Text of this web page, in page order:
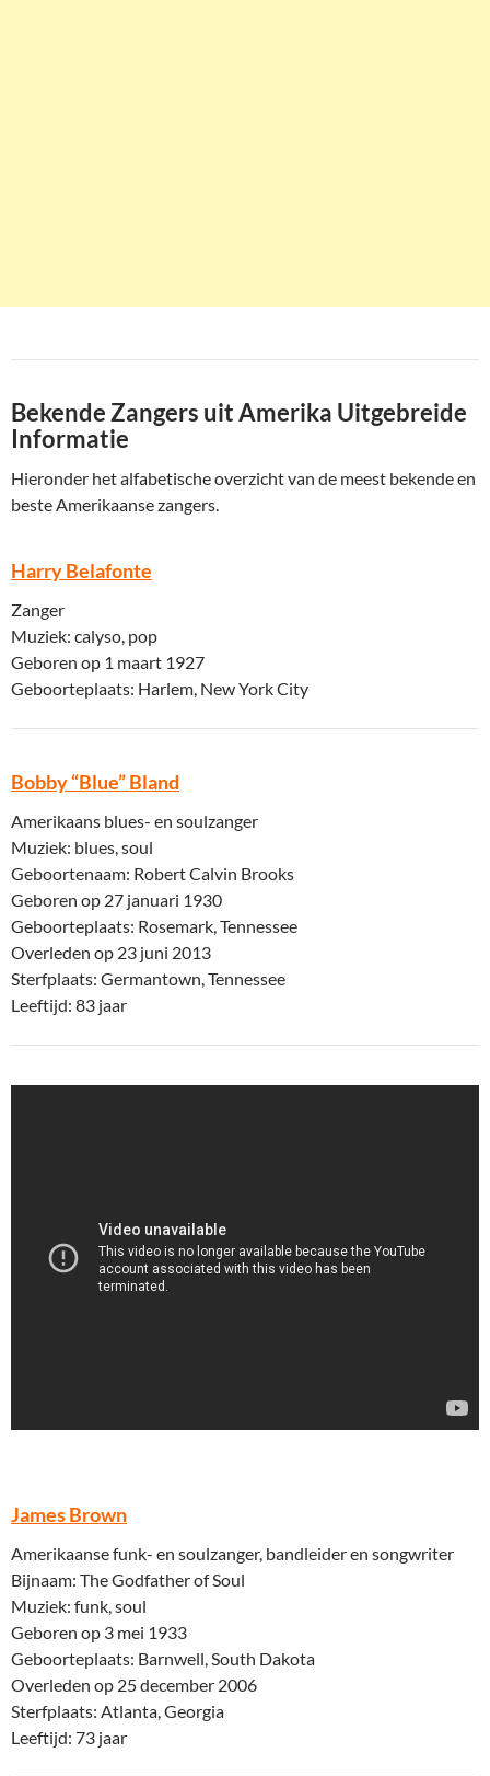
Bekende Zangers uit Amerika Uitgebreide
Informatie
Hieronder het alfabetische overzicht van de meest bekende en
beste Amerikaanse zangers.
Harry Belafonte
Zanger
Muziek: calyso, pop
Geboren op 1 maart 1927
Geboorteplaats: Harlem, New York City
Bobby “Blue” Bland
Amerikaans blues- en soulzanger
Muziek: blues, soul
Geboortenaam: Robert Calvin Brooks
Geboren op 27 januari 1930
Geboorteplaats: Rosemark, Tennessee
Overleden op 23 juni 2013
Sterfplaats: Germantown, Tennessee
Leeftijd: 83 jaar
James Brown
Amerikaanse funk- en soulzanger, bandleider en songwriter
Bijnaam: The Godfather of Soul
Muziek: funk, soul
Geboren op 3 mei 1933
Geboorteplaats: Barnwell, South Dakota
Overleden op 25 december 2006
Sterfplaats: Atlanta, Georgia
Leeftijd: 73 jaar